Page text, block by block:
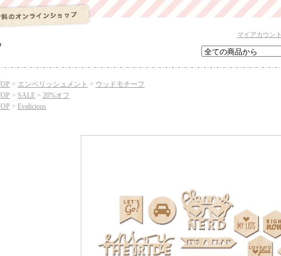
マイアカウント
> エンベリッシュメント > ウッドモチーフ
> SALE > 20%オフ
> Evalicious